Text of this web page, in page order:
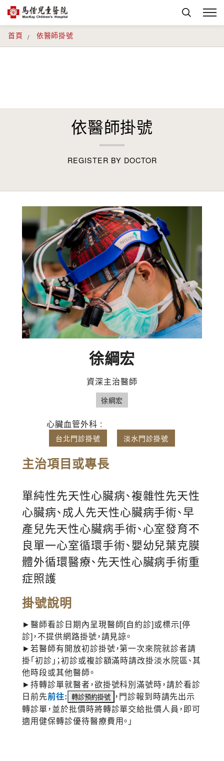
首頁 依醫師掛號
依醫師掛號
REGISTER BY DOCTOR
徐綱宏
資深主治醫師
徐綱宏
心臟血管外科 :
台北門診掛號 淡水門診掛號
主治項目或專長
單純性先天性心臟病、複雜性先天性
心臟病、成人先天性心臟病手術、早
產兒先天性心臟病手術、心室發育不
良單一心室循環手術、嬰幼兒葉克膜
體外循環醫療、先天性心臟病手術重
症照護
掛號說明
►醫師看診日期內呈現醫師[自約診]或標示[停
診]，不提供網路掛號，請見諒。
►若醫師有開放初診掛號，第一次來院就診者請
掛「初診」；初診或複診額滿時請改掛淡水院區、其
他時段或其他醫師。
►持轉診單就醫者，欲掛號科別滿號時，請於看診
日前先前往:
，門診報到時請先出示
轉診單，並於批價時將轉診單交給批價人員，即可
適用健保轉診優待醫療費用。」